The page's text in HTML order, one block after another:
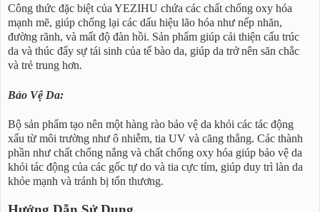
Công thức đặc biệt của YEZIHU chứa các chất chống oxy hóa
mạnh mẽ, giúp chống lại các dấu hiệu lão hóa như nếp nhăn,
đường rãnh, và mất độ đàn hồi. Sản phẩm giúp cải thiện cấu trúc
da và thúc đẩy sự tái sinh của tế bào da, giúp da trở nên săn chắc
và trẻ trung hơn.
Bảo Vệ Da:
Bộ sản phẩm tạo nên một hàng rào bảo vệ da khỏi các tác động
xấu từ môi trường như ô nhiễm, tia UV và căng thẳng. Các thành
phần như chất chống nắng và chất chống oxy hóa giúp bảo vệ da
khỏi tác động của các gốc tự do và tia cực tím, giúp duy trì làn da
khỏe mạnh và tránh bị tổn thương.